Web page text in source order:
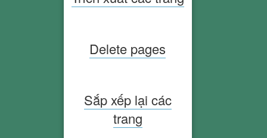
Delete pages
Sắp xếp lại các
trang